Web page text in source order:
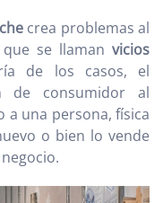
crea problemas al
se llaman vicios
de los casos, el
de consumidor al
una persona, física
o bien lo vende